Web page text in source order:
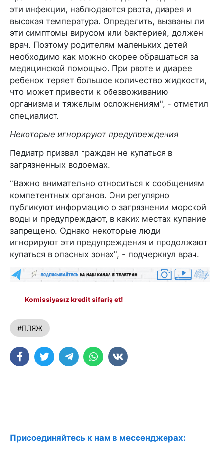
эти инфекции, наблюдаются рвота, диарея и
высокая температура. Определить, вызваны ли
эти симптомы вирусом или бактерией, должен
врач. Поэтому родителям маленьких детей
необходимо как можно скорее обращаться за
медицинской помощью. При рвоте и диарее
ребенок теряет большое количество жидкости,
что может привести к обезвоживанию
организма и тяжелым осложнениям", - отметил
специалист.
Некоторые игнорируют предупреждения
Педиатр призвал граждан не купаться в
загрязненных водоемах.
"Важно внимательно относиться к сообщениям
компетентных органов. Они регулярно
публикуют информацию о загрязнении морской
воды и предупреждают, в каких местах купание
запрещено. Однако некоторые люди
игнорируют эти предупреждения и продолжают
купаться в опасных зонах", - подчеркнул врач.
Komissiyasız kredit sifariş et!
#ПЛЯЖ
Присоединяйтесь к нам в мессенджерах: